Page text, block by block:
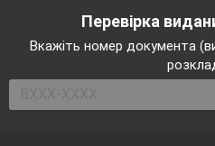
Перевірка
Вкажіть номер документа